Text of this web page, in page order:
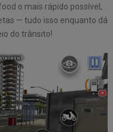
o mais rápido possível,
— tudo isso enquanto dá
do trânsito!